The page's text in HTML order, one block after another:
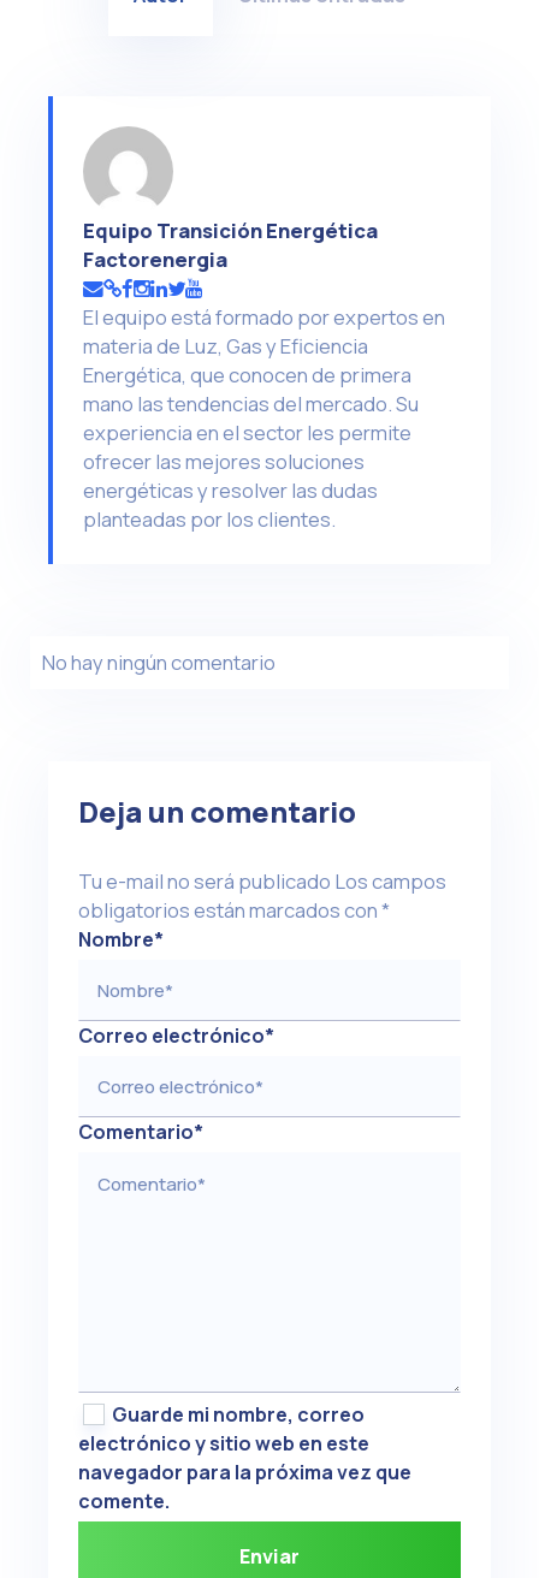
Equipo Transición Energética
Factorenergia
El equipo está formado por expertos en
materia de Luz, Gas y Eficiencia
Energética, que conocen de primera
mano las tendencias del mercado. Su
experiencia en el sector les permite
ofrecer las mejores soluciones
energéticas y resolver las dudas
planteadas por los clientes.
No hay ningún comentario
Deja un comentario
Tu e-mail no será publicado Los campos
obligatorios están marcados con*
Nombre*
Correo electrónico*
Comentario*
Guarde mi nombre, correo
electrónico y sitio web en este
navegador para la próxima vez que
comente.